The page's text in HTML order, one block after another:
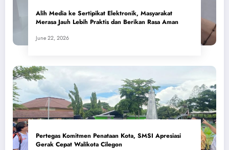
Alih Media ke Sertipikat Elektronik, Masyarakat
Merasa Jauh Lebih Praktis dan Berikan Rasa Aman
June 22, 2026
Pertegas Komitmen Penataan Kota, SMSI Apresiasi
Gerak Cepat Walikota Cilegon